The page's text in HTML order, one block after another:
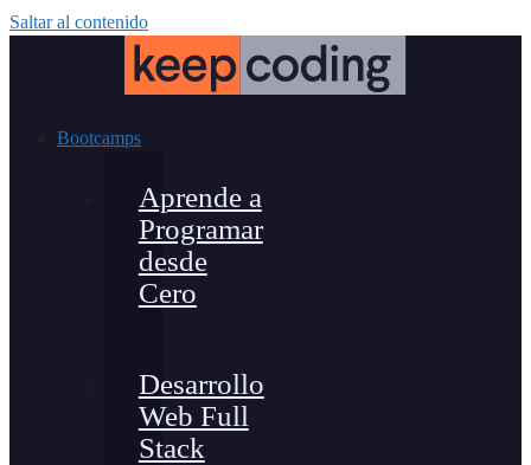
Saltar al contenido
Bootcamps
Aprende a
Programar
desde
Cero
Desarrollo
Web Full
Stack